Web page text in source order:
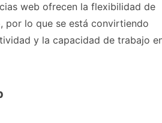
web ofrecen la flexibilidad de
por lo que se está convirtiendo
y la capacidad de trabajo